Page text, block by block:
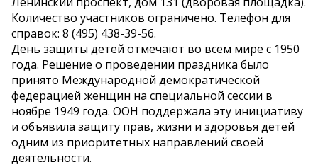
Количество участников ограничено. Телефон для
справок: 8 (495) 438-39-56.
День защиты детей отмечают во всем мире с 1950
года. Решение о проведении праздника было
принято Международной демократической
федерацией женщин на специальной сессии в
ноябре 1949 года. ООН поддержала эту инициативу
и объявила защиту прав, жизни и здоровья детей
одним из приоритетных направлений своей
деятельности.